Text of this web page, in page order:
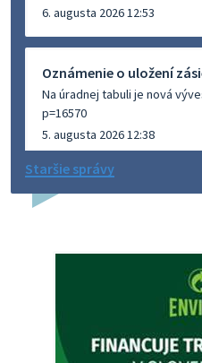
6. augusta 2026 12:53
Oznámenie o uložení
Na úradnej tabuli je nová
p=16570
5. augusta 2026 12:38
Dovolenka - MUDr.
budeZATVORENÁ z dôvodu
prípady bude riešiť
Zajtrajší zvoz odpadu
Staršie správy